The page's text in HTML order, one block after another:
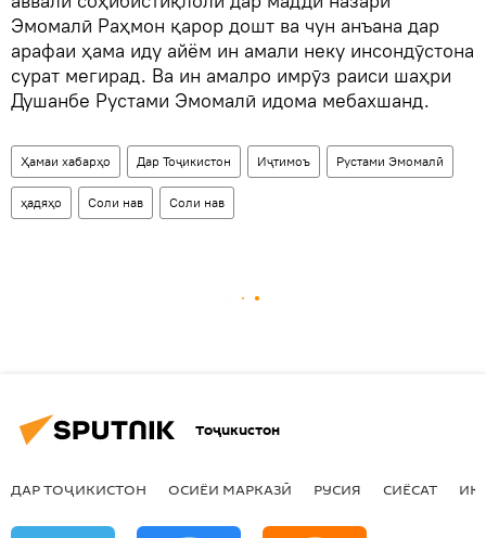
Эмомалӣ Раҳмон қарор дошт ва чун анъана дар
арафаи ҳама иду айём ин амали неку инсондӯстона
сурат мегирад. Ва ин амалро имрӯз раиси шаҳри
Душанбе Рустами Эмомалӣ идома мебахшанд.
Ҳамаи хабарҳо Дар Тоҷикистон Иҷтимоъ Рустами Эмомалӣ
ҳадяҳо Соли нав Соли нав
Тоҷикистон
ДАР ТОҶИКИСТОН ОСИЁИ МАРКАЗӢ РУСИЯ СИЁСАТ